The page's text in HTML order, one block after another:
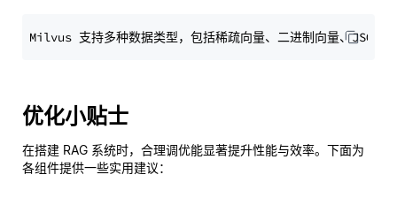
优化小贴士
在搭建 RAG 系统时，合理调优能显著提升性能与效率。下面为
各组件提供一些实用建议：